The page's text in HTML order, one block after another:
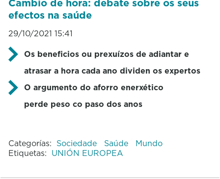
Cambio de hora: debate sobre os seus
efectos na saúde
29/10/2021 15:41
Os beneficios ou prexuízos de adiantar e
atrasar a hora cada ano dividen os expertos
O argumento do aforro enerxético
perde peso co paso dos anos
Categorías: Sociedade Saúde
Mundo
Etiquetas: UNIÓN EUROPEA